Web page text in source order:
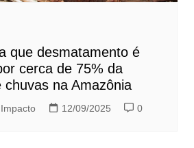
que desmatamento é
cerca de 75% da
chuvas na Amazônia
12/09/2025 0